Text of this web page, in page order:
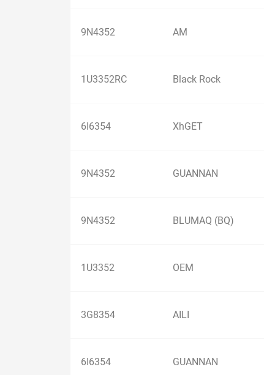
9N4352 AM
1U3352RC Black Rock
6I6354 XhGET
9N4352 GUANNAN
9N4352 BLUMAQ (BQ)
1U3352 OEM
3G8354 AILI
6I6354 GUANNAN